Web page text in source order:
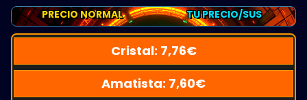
PRECIO NORMAL TU PRECIO/SUS
Cristal: 7,76€
Amatista: 7,60€